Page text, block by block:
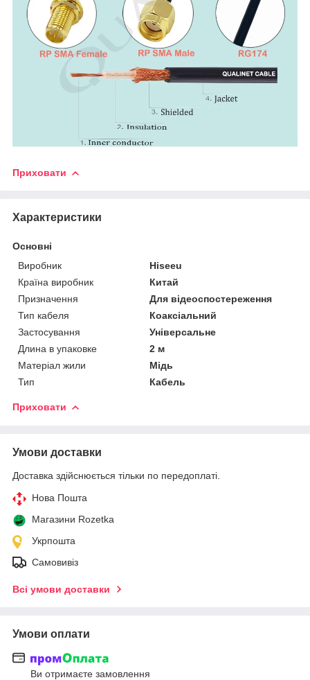
Приховати
Характеристики
Основні
Виробник
Hiseeu
Країна виробник
Китай
Призначення
Для відеоспостереження
Тип кабеля
Коаксіальний
Застосування
Універсальне
Длина в упаковке
2 м
Матеріал жили
Мідь
Тип
Кабель
Приховати
Умови доставки
Доставка здійснюється тільки по передоплаті.
Нова Пошта
Магазини Rozetka
Укрпошта
Самовивіз
Всі умови доставки
Умови оплати
Ви отримаєте замовлення